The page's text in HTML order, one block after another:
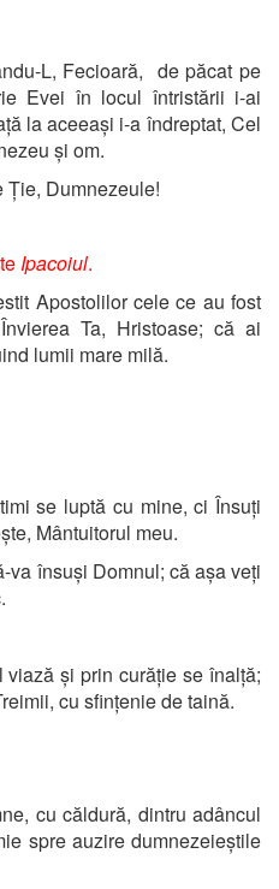
L, Fecioară, de păcat pe
Evei în locul întristării i-ai
la aceeași i-a îndreptat, Cel
și om.
Dumnezeule!
Ipacoiul.
Apostolilor cele ce au fost
Ta, Hristoase; că ai
lumii mare milă.
se luptă cu mine, ci Însuți
Mântuitorul meu.
va însuși Domnul; că așa veți
și prin curăție se înalță;
cu sfințenie de taină.
cu căldură, dintru adâncul
spre auzire dumnezeieștile